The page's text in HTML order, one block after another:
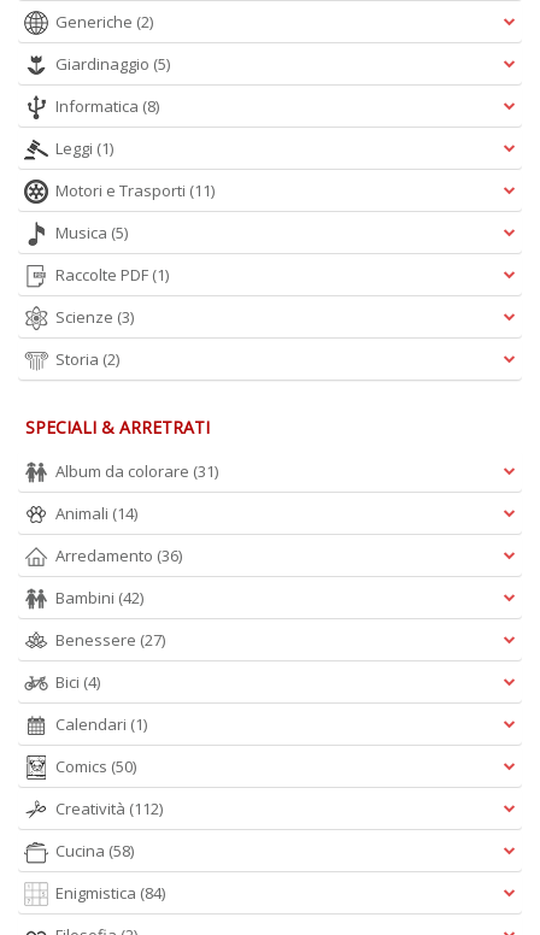
Generiche (2)
Giardinaggio (5)
Informatica (8)
Leggi (1)
Motori e Trasporti (11)
Musica (5)
Raccolte PDF (1)
Scienze (3)
Storia (2)
SPECIALI & ARRETRATI
Album da colorare (31)
Animali (14)
Arredamento (36)
Bambini (42)
Benessere (27)
Bici (4)
Calendari (1)
Comics (50)
Creatività (112)
Cucina (58)
Enigmistica (84)